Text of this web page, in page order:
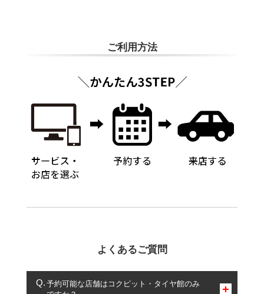
ご利用方法
よくあるご質問
予約可能な店舗はコクピット・タイヤ館のみ